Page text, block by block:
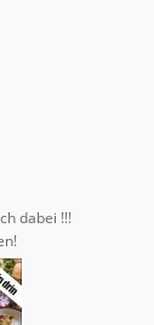
dabei !!!